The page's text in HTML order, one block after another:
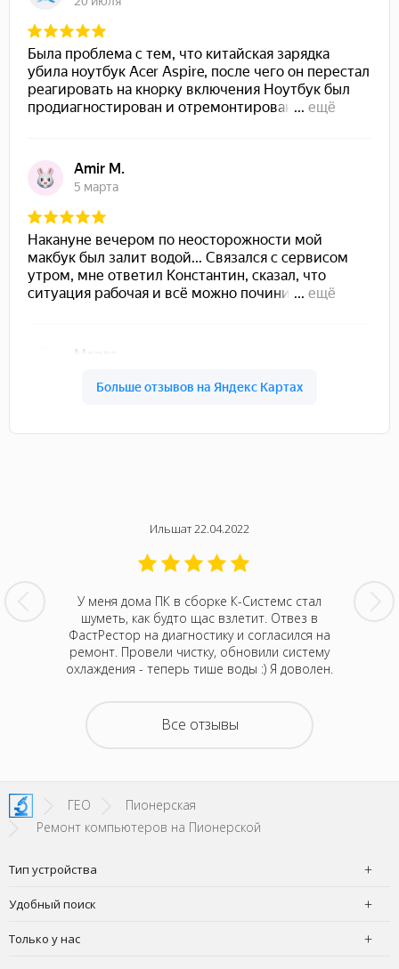
к
Ильшат 22.04.2022
У меня дома ПК в сборке К-Системс стал
шуметь, как будто щас взлетит. Отвез в
ФастРестор на диагностику и согласился на
ремонт. Провели чистку, обновили систему
охлаждения - теперь тише воды :) Я доволен.
Могу
Все отзывы
ГЕО
Пионерская
Ремонт компьютеров на Пионерской
Тип устройства
Удобный поиск
Только у нас